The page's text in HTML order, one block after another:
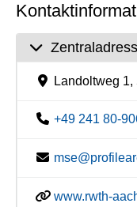
Landoltweg
+49 241 80-
www.rwth-